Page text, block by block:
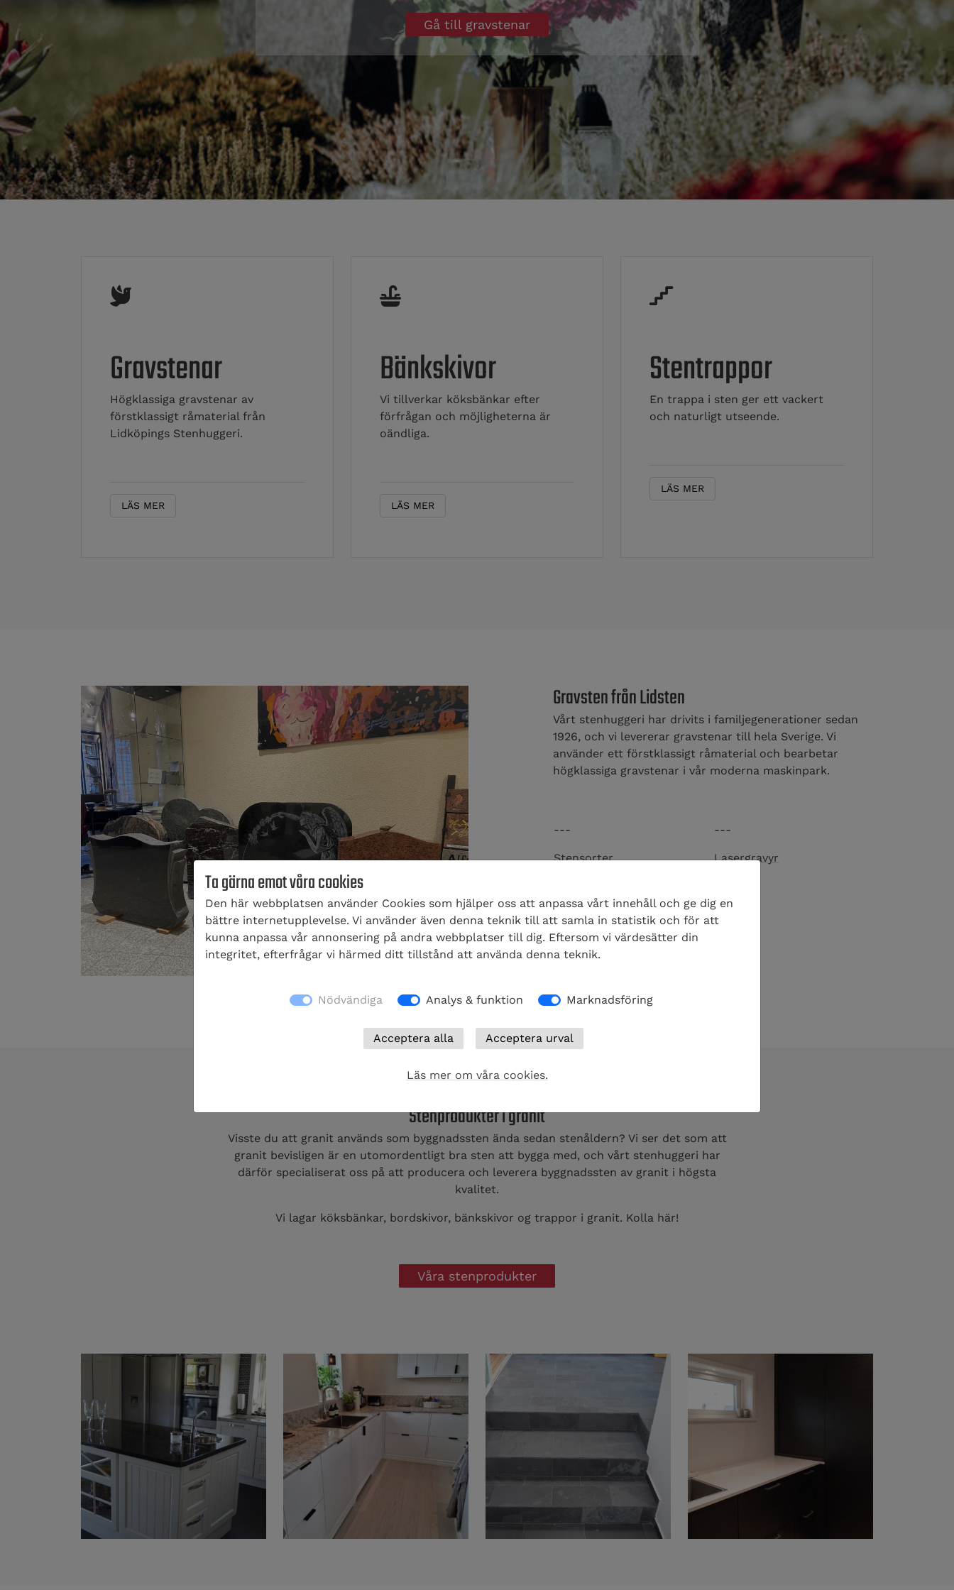
Gå till gravstenar
Gravstenar
Högklassiga gravstenar av
förstklassigt råmaterial från
Lidköpings Stenhuggeri.
LÄS MER
Bänkskivor
Vi tillverkar köksbänkar efter
förfrågan och möjligheterna är
oändliga.
LÄS MER
Stentrappor
En trappa i sten ger ett vackert
och naturligt utseende.
LÄS MER
Gravsten från Lidsten
Vårt stenhuggeri har drivits i familjegenerationer sedan
1926, och vi levererar gravstenar till hela Sverige. Vi
använder ett förstklassigt råmaterial och bearbetar
högklassiga gravstenar i vår moderna maskinpark.
---
Stensorter
---
Lasergravyr
---
Ornament
---
Stenprodukter i granit
Visste du att granit används som byggnadssten ända sedan stenåldern? Vi ser det som att
granit bevisligen är en utomordentligt bra sten att bygga med, och vårt stenhuggeri har
därför specialiserat oss på att producera och leverera byggnadssten av granit i högsta
kvalitet.
Vi lagar köksbänkar, bordskivor, bänkskivor og trappor i granit. Kolla här!
Våra stenprodukter
Ta gärna emot våra cookies
Den här webbplatsen använder Cookies som hjälper oss att anpassa vårt innehåll och ge dig en
bättre internetupplevelse. Vi använder även denna teknik till att samla in statistik och för att
kunna anpassa vår annonsering på andra webbplatser till dig. Eftersom vi värdesätter din
integritet, efterfrågar vi härmed ditt tillstånd att använda denna teknik.
Nödvändiga Analys & funktion Marknadsföring
Läs mer om våra cookies.